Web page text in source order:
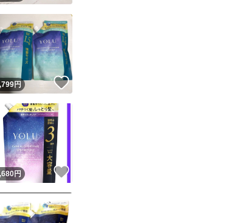
ユーザーの実績について
準を満たしたユーザーにバッジを付与しています
フリマの基準をクリアした安心・安全なユーザーです
のユーザーはYahoo!フリマの取引を完了させた実績があります
の商品の情報をコピーします
禁止 されています
回です
！
円 いいね！
ね！
円